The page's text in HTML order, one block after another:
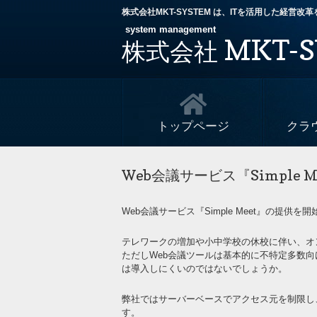
株式会社MKT-SYSTEM は、ITを活用した経営改革
system management
株式会社 MKT-
トップページ クラ
Web会議サービス『Simple
Web会議サービス『Simple Meet』の提供を開
テレワークの増加や小中学校の休校に伴い、
ただしWeb会議ツールは基本的に不特定多数
は導入しにくいのではないでしょうか。
弊社ではサーバーベースでアクセス元を制限
す。